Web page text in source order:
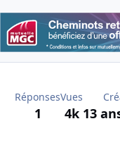
Réponses
1
Vues
4k 13